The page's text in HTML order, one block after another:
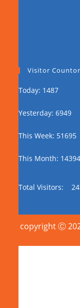
Visitor Countor
Today: 1487
Yesterday: 6949
This Week: 51695
This Month:
Total Visitors:
copyright Ⓒ